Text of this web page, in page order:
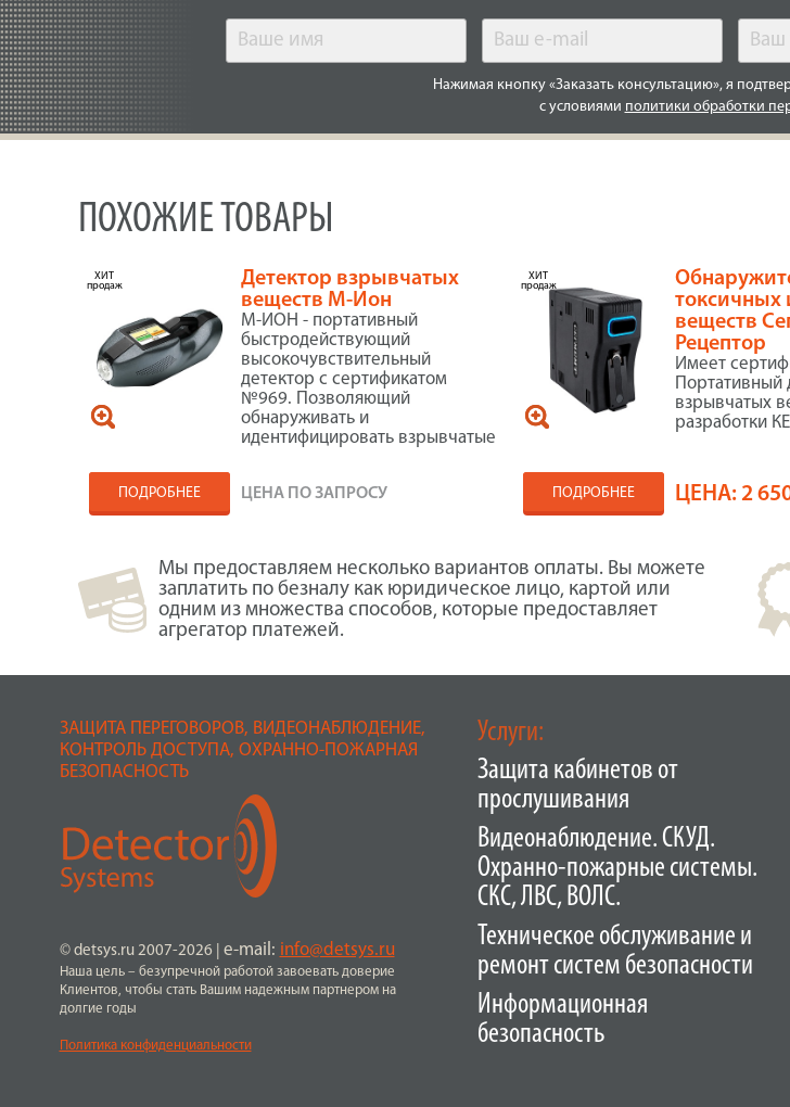
Нажимая кнопку «Заказать консультацию», я
с условиями политики обработки
ПОХОЖИЕ ТОВАРЫ
Детектор взрывчатых
веществ М-Ион
М-ИОН - портативный
быстродействующий
высокочувствительный
детектор с сертификатом
№969. Позволяющий
обнаруживать и
идентифицировать взрывчатые
ХИТ
продаж
ПОДРОБНЕЕ ЦЕНА ПО ЗАПРОСУ
токсичных
веществ
Рецептор
Имеет
Портативный
взрывчатых
разработки
ХИТ
продаж
ПОДРОБНЕЕ ЦЕНА:2
Мы предоставляем несколько вариантов оплаты. Вы можете
заплатить по безналу как юридическое лицо, картой или
одним из множества способов, которые предоставляет
агрегатор платежей.
ЗАЩИТА ПЕРЕГОВОРОВ, ВИДЕОНАБЛЮДЕНИЕ,
КОНТРОЛЬ ДОСТУПА, ОХРАННО-ПОЖАРНАЯ
БЕЗОПАСНОСТЬ
© detsys.ru 2007-2026 e-mail: info@detsys.ru
Наша цель – безупречной работой завоевать доверие
Клиентов, чтобы стать Вашим надежным партнером на
долгие годы
Политика конфиденциальности
Услуги:
Защита кабинетов от
прослушивания
Видеонаблюдение. СКУД.
Охранно-пожарные системы.
СКС, ЛВС, ВОЛС.
Техническое обслуживание и
ремонт систем безопасности
Информационная
безопасность